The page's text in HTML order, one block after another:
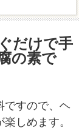
だけで手
の素で
ですので、ヘ
しめます。